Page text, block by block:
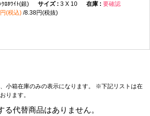
ｸﾛﾎﾜｲﾄ(銀) 3 X 10
要確認
(税込) 8.38円(税抜)
小箱在庫のみの表示になります。 ※下記リストは在
ります。
る代替商品はありません。